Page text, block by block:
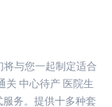
与您一起制定适合
关 中心待产 医院生
务。提供十多种套